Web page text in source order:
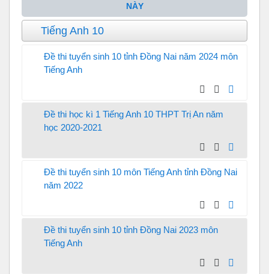
NÀY
Tiếng Anh 10
Đề thi tuyển sinh 10 tỉnh Đồng Nai năm 2024 môn
Tiếng Anh
Đề thi học kì 1 Tiếng Anh 10 THPT Trị An năm
học 2020-2021
Đề thi tuyển sinh 10 môn Tiếng Anh tỉnh Đồng Nai
năm 2022
Đề thi tuyển sinh 10 tỉnh Đồng Nai 2023 môn
Tiếng Anh